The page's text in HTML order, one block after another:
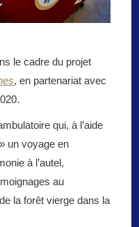
le cadre du projet
, en partenariat avec
qui, à l’aide
un voyage en
à l’autel,
au
la forêt vierge dans la